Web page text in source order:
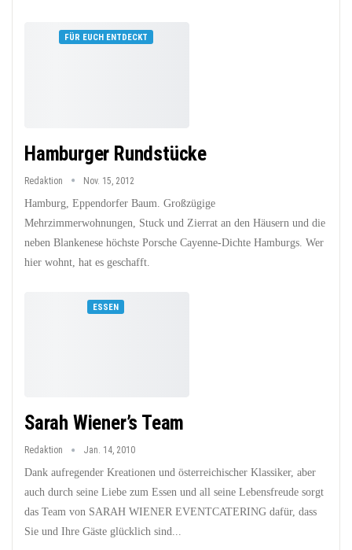
FÜR EUCH ENTDECKT
Hamburger Rundstücke
Redaktion Nov. 15, 2012
Hamburg, Eppendorfer Baum. Großzügige
Mehrzimmerwohnungen, Stuck und Zierrat an den Häusern und die
neben Blankenese höchste Porsche Cayenne-Dichte Hamburgs. Wer
hier wohnt, hat es geschafft.
ESSEN
Sarah Wiener’s Team
Redaktion Jan. 14, 2010
Dank aufregender Kreationen und österreichischer Klassiker, aber
auch durch seine Liebe zum Essen und all seine Lebensfreude sorgt
das Team von SARAH WIENER EVENTCATERING dafür, dass
Sie und Ihre Gäste glücklich sind...